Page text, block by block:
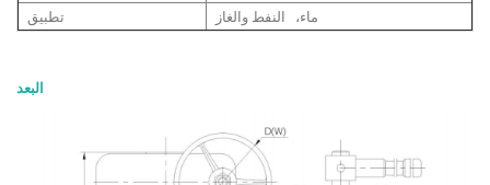
تطبيق
ماء، النفط والغاز
البعد